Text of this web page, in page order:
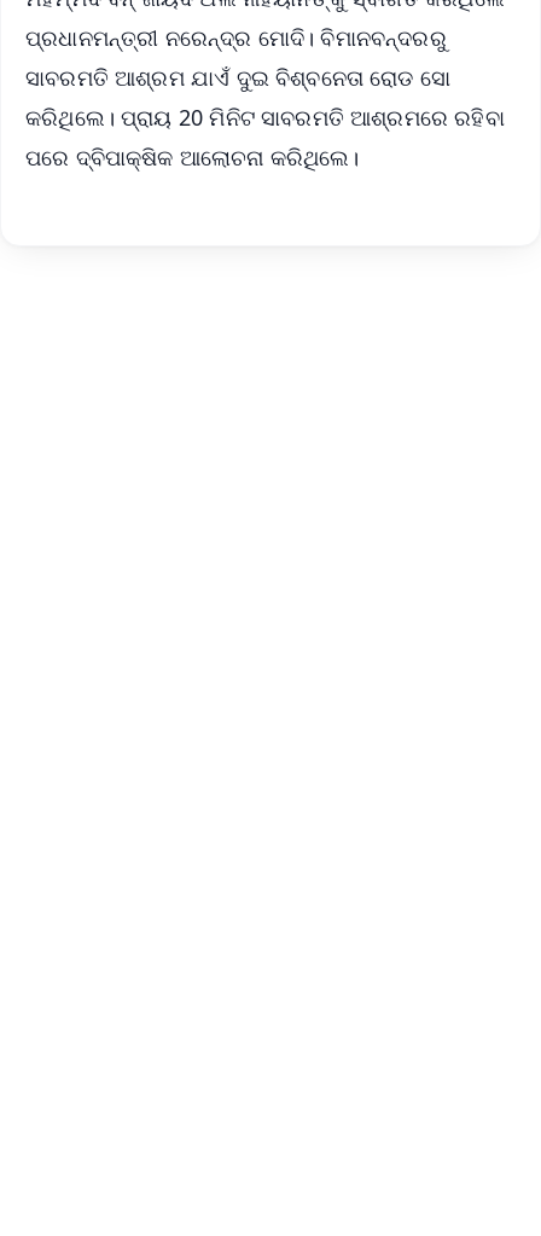
ପ୍ରଧାନମନ୍ତ୍ରୀ ନରେନ୍ଦ୍ର ମୋଦି। ବିମାନବନ୍ଦରରୁ
ସାବରମତି ଆଶ୍ରମ ଯାଏଁ ଦୁଇ ବିଶ୍ବନେତା ରୋଡ ସୋ
କରିଥିଲେ। ପ୍ରାୟ 20 ମିନିଟ ସାବରମତି ଆଶ୍ରମରେ ରହିବା
ପରେ ଦ୍ବିପାକ୍ଷିକ ଆଲୋଚନା କରିଥିଲେ।